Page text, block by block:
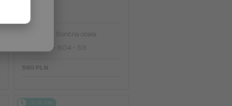
Sončna očala
LNV648S - 604 - 53
580 PLN
2-4 DNI